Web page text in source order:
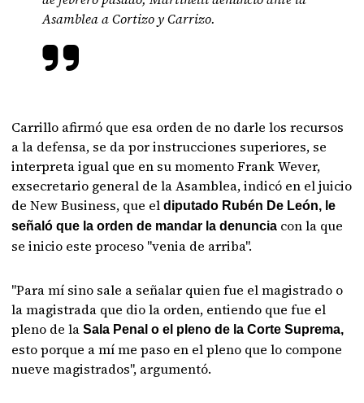
Asamblea a Cortizo y Carrizo.
Carrillo afirmó que esa orden de no darle los recursos
a la defensa, se da por instrucciones superiores, se
interpreta igual que en su momento Frank Wever,
exsecretario general de la Asamblea, indicó en el juicio
de New Business, que eldiputado Rubén De León, le
señaló que la orden de mandar la denuncia con la que
se inicio este proceso "venia de arriba".
"Para mí sino sale a señalar quien fue el magistrado o
la magistrada que dio la orden, entiendo que fue el
pleno de la Sala Penal o el pleno de la Corte Suprema,
esto porque a mí me paso en el pleno que lo compone
nueve magistrados", argumentó.